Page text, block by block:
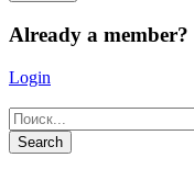
Already a member?
Login